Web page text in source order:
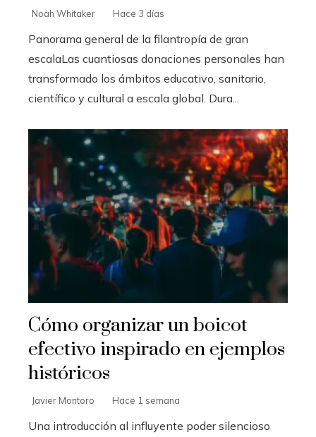
Noah Whitaker Hace 3 días
Panorama general de la filantropía de gran
escalaLas cuantiosas donaciones personales han
transformado los ámbitos educativo, sanitario,
científico y cultural a escala global. Dura...
Cómo organizar un boicot
efectivo inspirado en ejemplos
históricos
Javier Montoro Hace 1 semana
Una introducción al influyente poder silencioso